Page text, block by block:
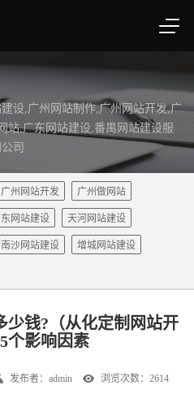
设,广州网站制作,广州网站开发,广
站,广东网站建设,番禺网站建设服
司
广州网站开发 广州做网站
网站建设 天河网站建设
南沙网站建设 增城网站建设
少钱?（从化定制网站开
个影响因素
发布者：admin 浏览次数：2614